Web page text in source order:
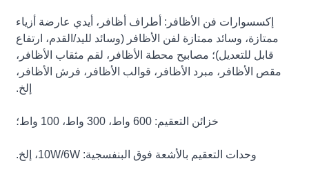
إكسسوارات فن الأظافر: أطراف أظافر، أيدي عارضة أزياء
ممتازة، وسائد ممتازة لفن الأظافر (وسائد لليد/القدم، ارتفاع
قابل للتعديل)؛ مصابيح محطة الأظافر، لقم مثقاب الأظافر،
مقص الأظافر، مبرد الأظافر، قوالب الأظافر، فرش الأظافر،
إلخ.
خزائن التعقيم: 600 واط، 300 واط، 100 واط؛
وحدات التعقيم بالأشعة فوق البنفسجية: 10W/6W، إلخ.